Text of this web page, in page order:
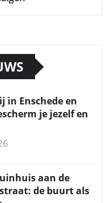
in Enschede en
je jezelf en
aan de
de buurt als